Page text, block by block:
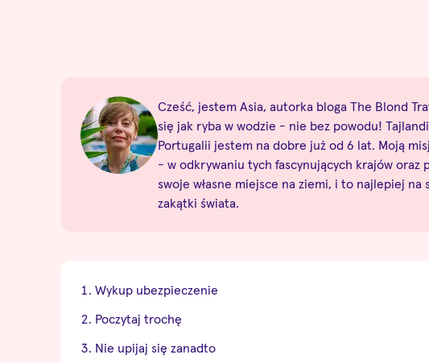
Cześć, jestem Asia, autorka bloga The Blond
się jak ryba w wodzie - nie bez powodu!
Portugalii jestem na dobre już od 6 lat. Moją
- w odkrywaniu tych fascynujących krajów oraz
swoje własne miejsce na ziemi, i to najlepiej
zakątki świata.
Wykup ubezpieczenie
Poczytaj trochę
Nie upijaj się zanadto